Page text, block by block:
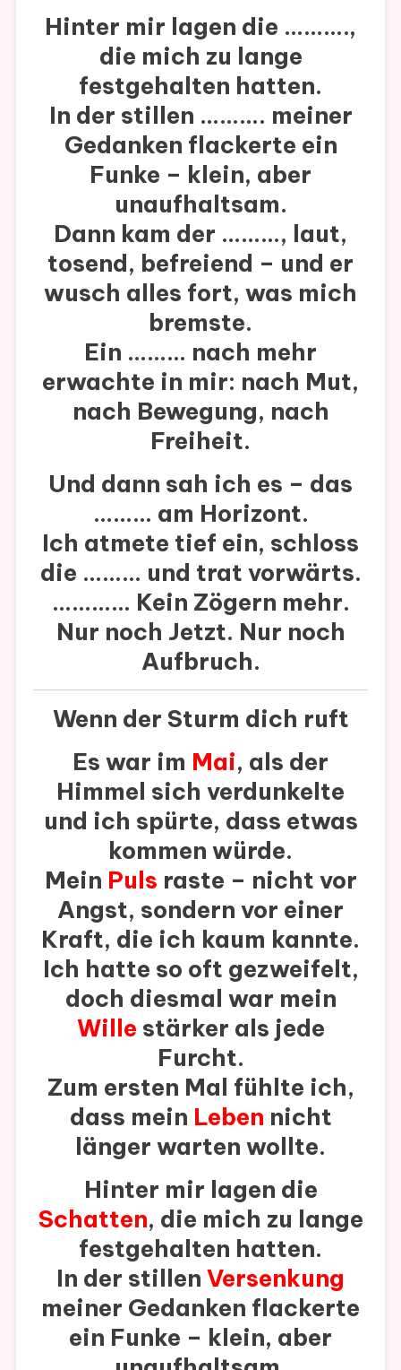
Hinter mir lagen die ……….,
die mich zu lange
festgehalten hatten.
In der stillen ………. meiner
Gedanken flackerte ein
Funke – klein, aber
unaufhaltsam.
Dann kam der ………, laut,
tosend, befreiend – und er
wusch alles fort, was mich
bremste.
Ein ……… nach mehr
erwachte in mir: nach Mut,
nach Bewegung, nach
Freiheit.
Und dann sah ich es – das
……… am Horizont.
Ich atmete tief ein, schloss
die ……… und trat vorwärts.
………... Kein Zögern mehr.
Nur noch Jetzt. Nur noch
Aufbruch.
Wenn der Sturm dich ruft
Es war im Mai, als der
Himmel sich verdunkelte
und ich spürte, dass etwas
kommen würde.
Mein Puls raste – nicht vor
Angst, sondern vor einer
Kraft, die ich kaum kannte.
Ich hatte so oft gezweifelt,
doch diesmal war mein
Wille stärker als jede
Furcht.
Zum ersten Mal fühlte ich,
dass mein Leben nicht
länger warten wollte.
Hinter mir lagen die
Schatten, die mich zu lange
festgehalten hatten.
In der stillen Versenkung
meiner Gedanken flackerte
ein Funke – klein, aber